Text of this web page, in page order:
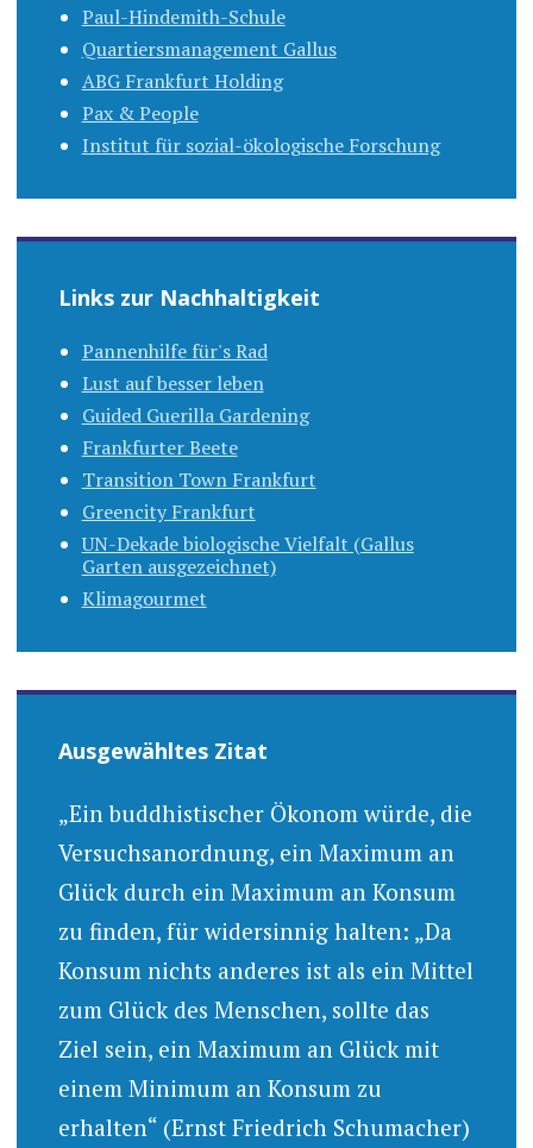
Paul-Hindemith-Schule
Quartiersmanagement Gallus
ABG Frankfurt Holding
Pax & People
Institut für sozial-ökologische Forschung
Links zur Nachhaltigkeit
Pannenhilfe für's Rad
Lust auf besser leben
Guided Guerilla Gardening
Frankfurter Beete
Transition Town Frankfurt
Greencity Frankfurt
UN-Dekade biologische Vielfalt (Gallus
Garten ausgezeichnet)
Klimagourmet
Ausgewähltes Zitat
„Ein buddhistischer Ökonom würde, die
Versuchsanordnung, ein Maximum an
Glück durch ein Maximum an Konsum
zu finden, für widersinnig halten: „Da
Konsum nichts anderes ist als ein Mittel
zum Glück des Menschen, sollte das
Ziel sein, ein Maximum an Glück mit
einem Minimum an Konsum zu
erhalten“ (Ernst Friedrich Schumacher)